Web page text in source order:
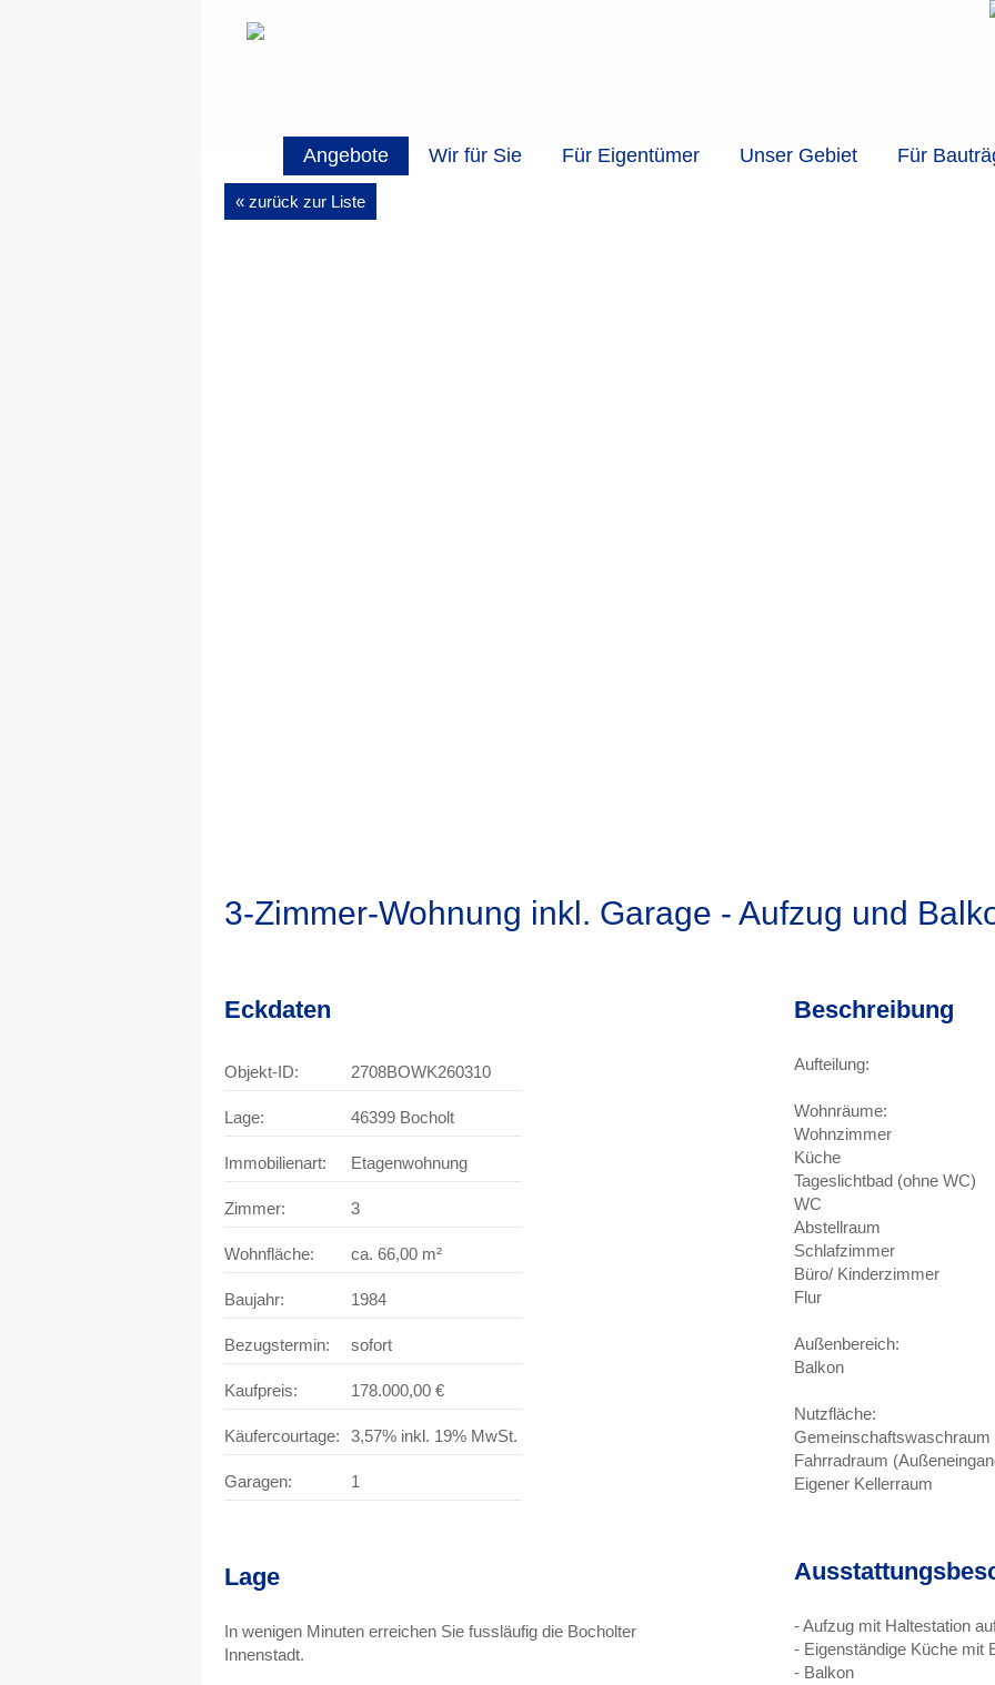
Angebote Wir für Sie Für Eigentümer Unser Gebiet Für
« zurück zur Liste
3-Zimmer-Wohnung inkl. Garage - Aufzug und
Eckdaten
Objekt-ID: 2708BOWK260310
Lage: 46399 Bocholt
Immobilienart: Etagenwohnung
Zimmer: 3
Wohnfläche: ca. 66,00 m²
Baujahr: 1984
Bezugstermin: sofort
Kaufpreis: 178.000,00 €
Käufercourtage: 3,57% inkl. 19% MwSt.
Garagen: 1
Lage
In wenigen Minuten erreichen Sie fussläufig die Bocholter
Innenstadt.
Beschreibung
Aufteilung:
Wohnräume:
Wohnzimmer
Küche
Tageslichtbad (ohne WC)
WC
Abstellraum
Schlafzimmer
Büro/ Kinderzimmer
Flur
Außenbereich:
Balkon
Nutzfläche:
Gemeinschaftswaschraum
Fahrradraum
Eigener Kellerraum
- Aufzug mit Haltestation
- Eigenständige Küche mit
- Balkon